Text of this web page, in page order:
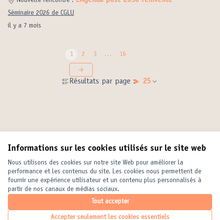
Informations sur les cookies utilisés sur le site web
Nous utilisons des cookies sur notre site Web pour améliorer la
performance et les contenus du site. Les cookies nous permettent de
fournir une expérience utilisateur et un contenu plus personnalisés à
partir de nos canaux de médias sociaux.
Tout accepter
Accepter seulement les cookies essentiels
il y a 7 mois
Séminaire 2026 de CGLU
Résultats par page : 25
1 2 3 … 16
Conditions d'utilisation
Paramètres des cookies
United Cities and Local Governments sur X
(Lien externe)
United Cities and Local Governments sur Facebook
(Lien externe)
United Cities and Local Governments sur YouTube
(Lien externe)
Français
Elegir el idiomaChoose languageChoisir la langue